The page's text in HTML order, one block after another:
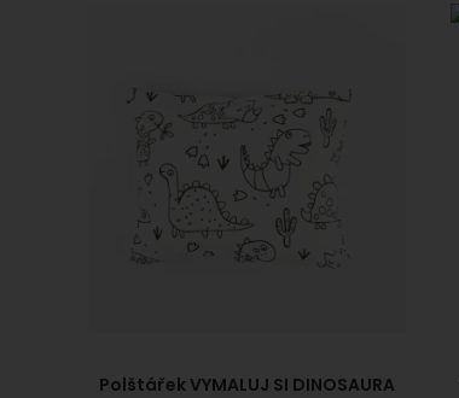
Polštářek VYMALUJ SI DINOSAURA